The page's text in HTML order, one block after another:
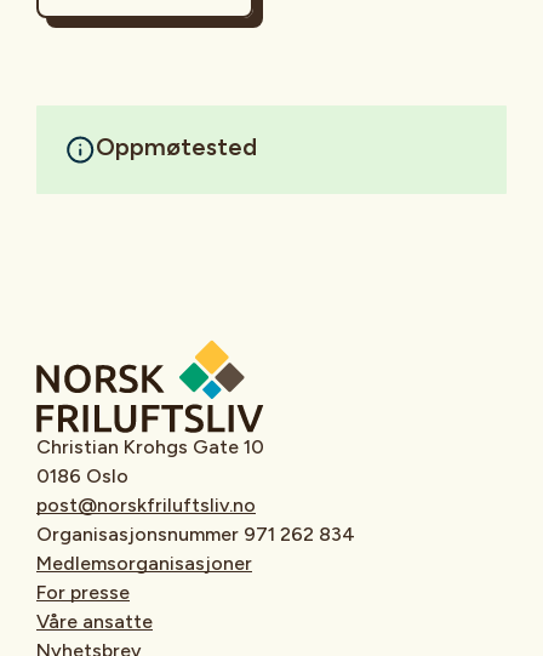
Oppmøtested
Christian Krohgs Gate 10
0186 Oslo
post@norskfriluftsliv.no
Organisasjonsnummer 971 262 834
Medlemsorganisasjoner
For presse
Våre ansatte
Nyhetsbrev